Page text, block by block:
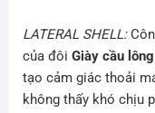
LATERAL SHELL:
của đôi Giày cầu
tạo cảm giác thoải
không thấy khó chịu